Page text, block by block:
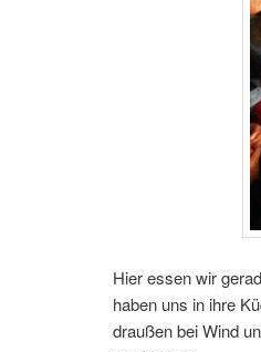
Hier essen wir
haben uns in ihre
draußen bei Wind